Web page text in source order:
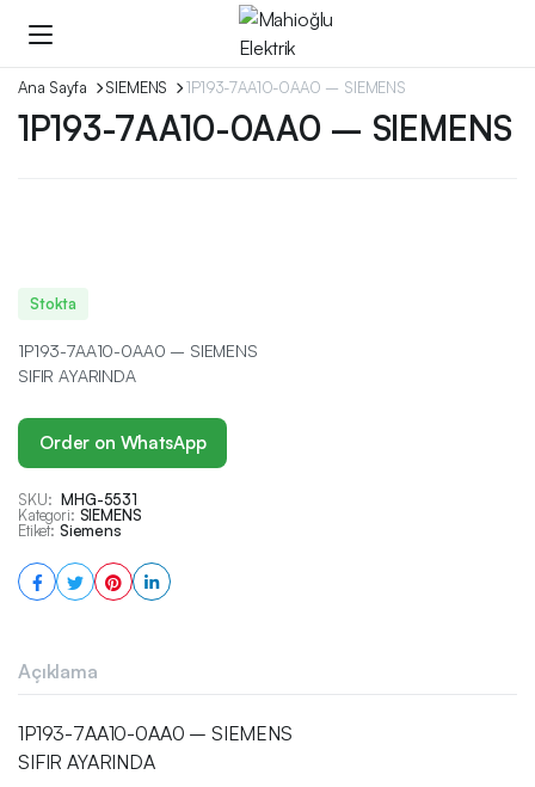
Ana Sayfa SIEMENS 1P193-7AA10-0AA0 – SIEMENS
1P193-7AA10-0AA0 – SIEMENS
Stokta
1P193-7AA10-0AA0 – SIEMENS
SIFIR AYARINDA
Order on WhatsApp
SKU: MHG-5531
Kategori: SIEMENS
Etiket: Siemens
Açıklama
1P193-7AA10-0AA0 – SIEMENS
SIFIR AYARINDA